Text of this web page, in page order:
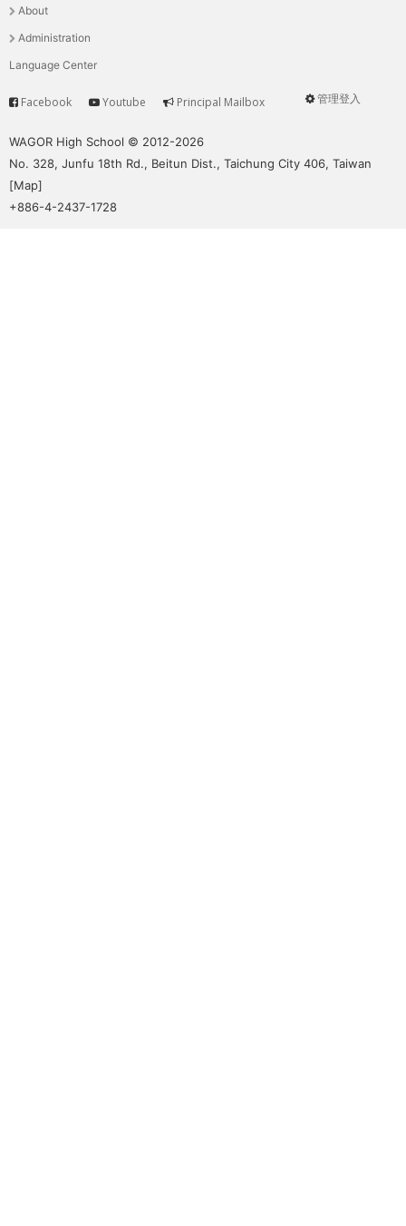
單
About
Administration
Language Center
User
管理登入
Service
Facebook Youtube Principal Mailbox
WAGOR High School © 2012-2026
No. 328, Junfu 18th Rd., Beitun Dist., Taichung City 406, Taiwan
[Map]
+886-4-2437-1728